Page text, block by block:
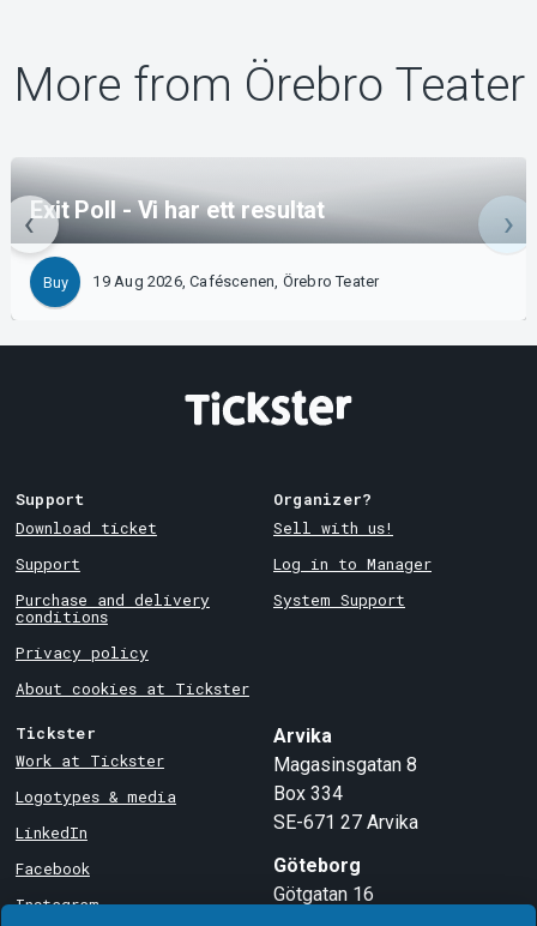
More from Örebro Teater
Exit Poll - Vi har ett resultat
Buy 19 Aug 2026, Caféscenen, Örebro Teater
Support
Download ticket
Support
Purchase and delivery
conditions
Privacy policy
About cookies at Tickster
Organizer?
Sell with us!
Log in to Manager
System Support
Tickster
Work at Tickster
Logotypes & media
LinkedIn
Facebook
Instagram
Arvika
Magasinsgatan 8
Box 334
SE-671 27 Arvika
Göteborg
Götgatan 16